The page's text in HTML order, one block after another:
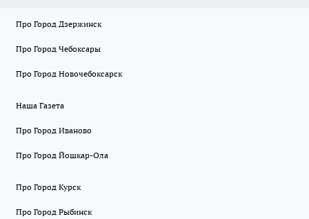
Про Город Дзержинск
Про Город Чебоксары
Про Город Новочебоксарск
Наша Газета
Про Город Иваново
Про Город Йошкар-Ола
Про Город Курск
Про Город Рыбинск